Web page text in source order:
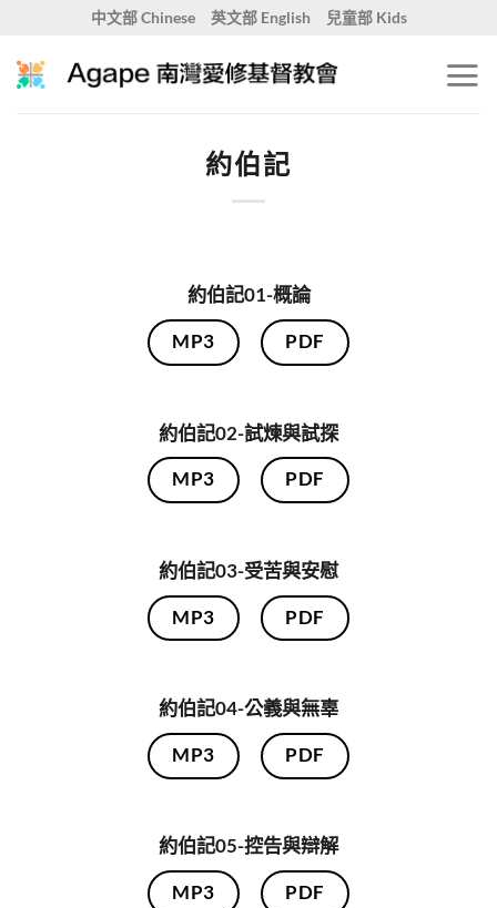
content
中文部 Chinese 英文部 English 兒童部 Kids
約伯記
約伯記01-概論
MP3
PDF
約伯記02-試煉與試探
MP3
PDF
約伯記03-受苦與安慰
MP3
PDF
約伯記04-公義與無辜
MP3
PDF
約伯記05-控告與辯解
MP3
PDF